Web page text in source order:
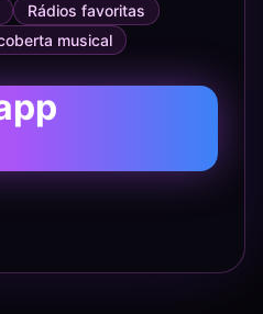
Rádios favoritas
musical